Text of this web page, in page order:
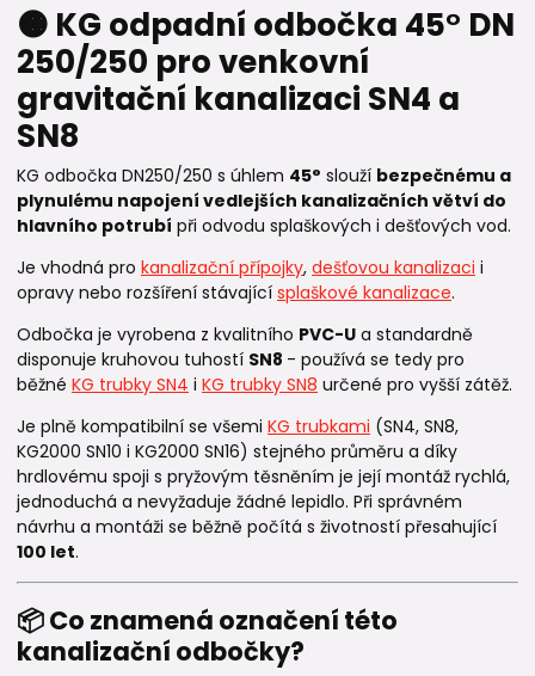
🟠 KG odpadní odbočka 45° DN
250/250 pro venkovní
gravitační kanalizaci SN4 a
SN8
KG odbočka DN250/250 s úhlem 45° slouží bezpečnému a
plynulému napojení vedlejších kanalizačních větví do
hlavního potrubí při odvodu splaškových i dešťových vod.
Je vhodná pro kanalizační přípojky, dešťovou kanalizaci i
opravy nebo rozšíření stávající splaškové kanalizace.
Odbočka je vyrobena z kvalitního PVC-U a standardně
disponuje kruhovou tuhostí SN8 - používá se tedy pro
běžné KG trubky SN4 i KG trubky SN8 určené pro vyšší zátěž.
Je plně kompatibilní se všemi KG trubkami (SN4, SN8,
KG2000 SN10 i KG2000 SN16) stejného průměru a díky
hrdlovému spoji s pryžovým těsněním je její montáž rychlá,
jednoduchá a nevyžaduje žádné lepidlo. Při správném
návrhu a montáži se běžně počítá s životností přesahující
100 let.
📦 Co znamená označení této
kanalizační odbočky?